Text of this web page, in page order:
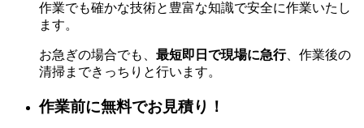
作業でも確かな技術と豊富な知識で安全に作業いたし
ます。
お急ぎの場合でも、 最短即日で現場に急行、作業後の
清掃まできっちりと行います。
作業前に無料でお見積り！